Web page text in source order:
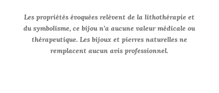
Les propriétés évoquées relèvent de la lithothérapie et
du symbolisme, ce bijou n’a aucune valeur médicale ou
thérapeutique. Les bijoux et pierres naturelles ne
remplacent aucun avis professionnel.